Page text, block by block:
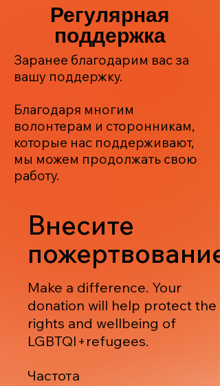
Регулярная
поддержка
Заранее благодарим вас за
вашу поддержку.
Благодаря многим
волонтерам и сторонникам,
которые нас поддерживают,
мы можем продолжать свою
работу.
Внесите
пожертвование
Make a difference. Your
donation will help protect the
rights and wellbeing of
LGBTQI+refugees.
Частота